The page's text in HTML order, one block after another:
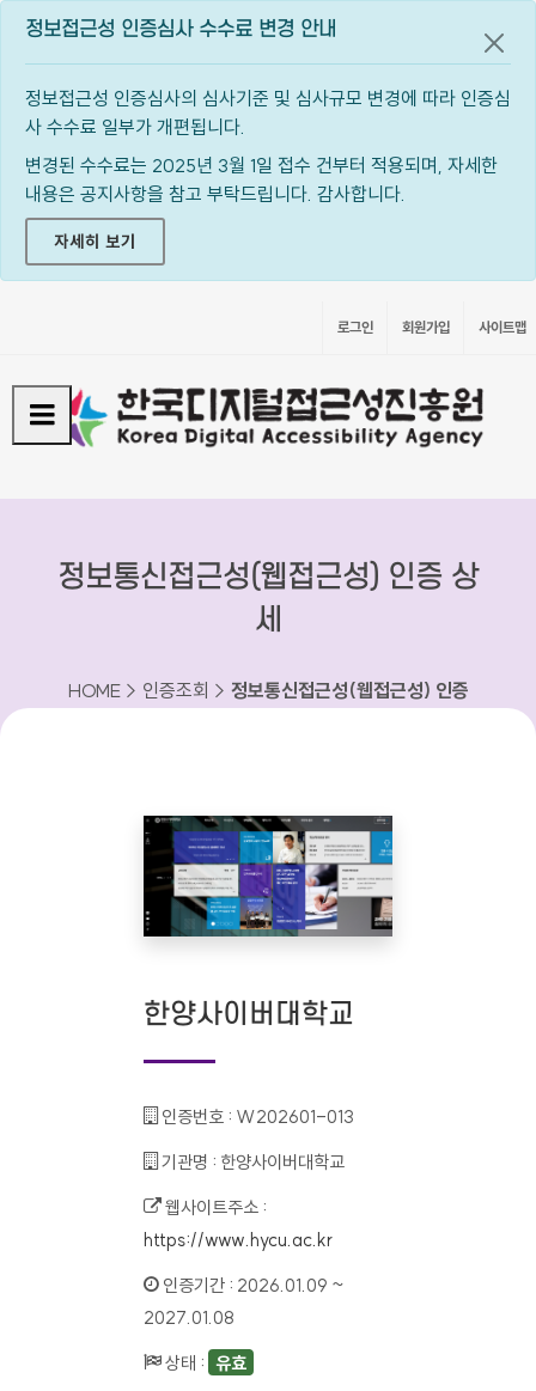
정보접근성 인증심사 수수료 변경 안내
정보접근성 인증심사의 심사기준 및 심사규모 변경에 따라 인증심
사 수수료 일부가 개편됩니다.
변경된 수수료는 2025년 3월 1일 접수 건부터 적용되며, 자세한
내용은 공지사항을 참고 부탁드립니다. 감사합니다.
자세히 보기
공지
로그인 회원가입 사이트맵
정보통신접근성(웹접근성) 인증 상
세
HOME > 인증조회 > 정보통신접근성(웹접근성) 인증
한양사이버대학교
인증번호 : W202601-013
기관명 : 한양사이버대학교
웹사이트주소 :
https://www.hycu.ac.kr
인증기간 : 2026.01.09 ~
2027.01.08
상태 : 유효